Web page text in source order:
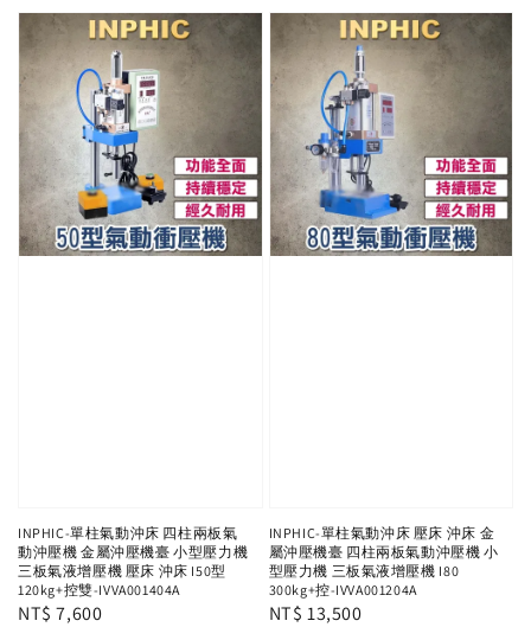
INPHIC-單柱氣動沖床 四柱兩板氣
動沖壓機 金屬沖壓機臺 小型壓力機
三板氣液增壓機 壓床 沖床 I50型
120kg+控雙-IVVA001404A
Regular
NT$ 7,600
INPHIC-單柱氣動沖床 壓床 沖床 金
屬沖壓機臺 四柱兩板氣動沖壓機 小
型壓力機 三板氣液增壓機 I80
300kg+控-IVVA001204A
Regular
NT$ 13,500